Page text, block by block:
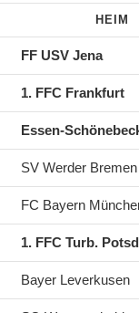
HEIM
FF USV Jena
1. FFC Frankfurt
Essen-
SV Werder Bremen
FC Bayern
1. FFC Turb.
Bayer Leverkusen